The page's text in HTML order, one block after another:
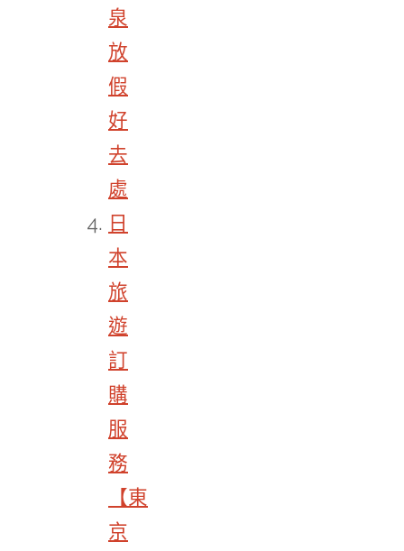
泉
放
假
好
去
處
日
本
旅
遊
訂
購
服
務
【東
京